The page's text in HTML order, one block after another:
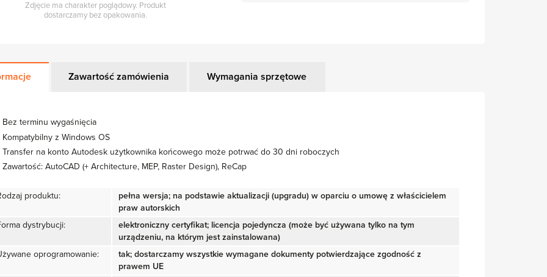
Zdjęcie ma charakter poglądowy. Produkt
dostarczamy bez opakowania.
Zawartość zamówienia Wymagania sprzętowe
Bez terminu wygaśnięcia
Kompatybilny z Windows OS
Transfer na konto Autodesk użytkownika końcowego może potrwać do 30 dni roboczych
Zawartość: AutoCAD (+ Architecture, MEP, Raster Design), ReCap
produktu:
pełna wersja; na podstawie aktualizacji (upgradu) w oparciu o umowę z właścicielem
praw autorskich
dystrybucji:
elektroniczny certyfikat; licencja pojedyncza (może być używana tylko na tym
urządzeniu, na którym jest zainstalowana)
oprogramowanie:
tak; dostarczamy wszystkie wymagane dokumenty potwierdzające zgodność z
prawem UE